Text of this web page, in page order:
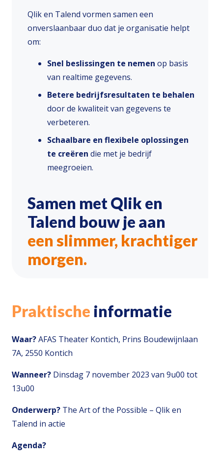
Qlik en Talend vormen samen een
onverslaanbaar duo dat je organisatie helpt
om:
Snel beslissingen te nemen op basis
van realtime gegevens.
Betere bedrijfsresultaten te behalen
door de kwaliteit van gegevens te
verbeteren.
Schaalbare en flexibele oplossingen
te creëren die met je bedrijf
meegroeien.
Samen met Qlik en
Talend bouw je aan
een slimmer, krachtiger
morgen.
Praktische informatie
Waar?AFAS Theater Kontich, Prins Boudewijnlaan
7A, 2550 Kontich
Wanneer? Dinsdag 7 november 2023 van 9u00 tot
13u00
Onderwerp? The Art of the Possible – Qlik en
Talend in actie
Agenda?